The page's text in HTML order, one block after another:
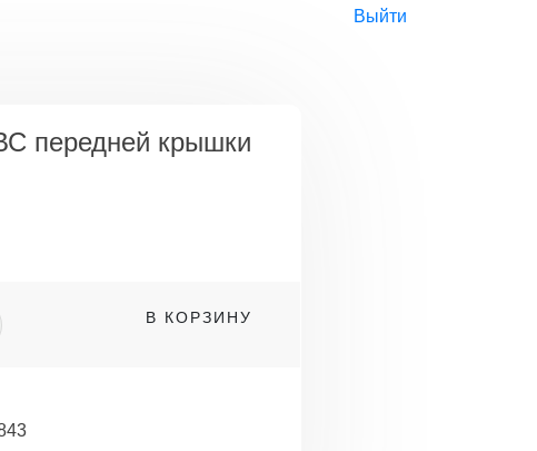
Выйти
передней крышки
В КОРЗИНУ